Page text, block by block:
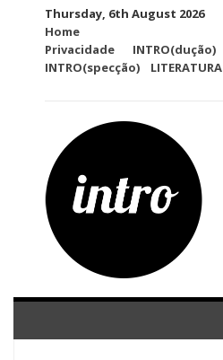
Thursday, 6th August 2026
Home
Privacidade
INTRO(dução)
INTRO(specção)
LITERATURA